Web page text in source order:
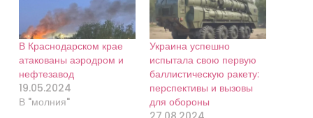
В Краснодарском крае
атакованы аэродром и
нефтезавод
19.05.2024
В "молния"
Украина успешно
испытала свою первую
баллистическую ракету:
перспективы и вызовы
для обороны